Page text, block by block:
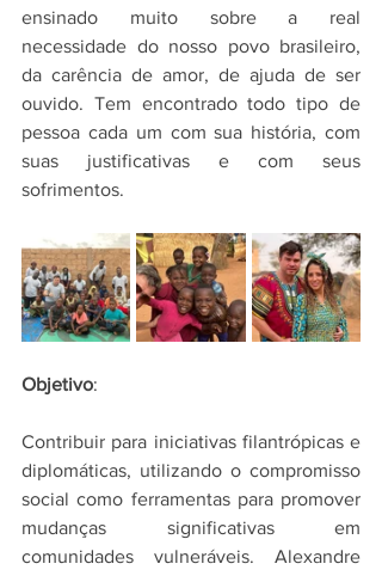
ensinado muito sobre a real
necessidade do nosso povo brasileiro,
da carência de amor, de ajuda de ser
ouvido. Tem encontrado todo tipo de
pessoa cada um com sua história, com
suas justificativas e com seus
sofrimentos.
Objetivo:
Contribuir para iniciativas filantrópicas e
diplomáticas, utilizando o compromisso
social como ferramentas para promover
mudanças significativas em
comunidades vulneráveis. Alexandre